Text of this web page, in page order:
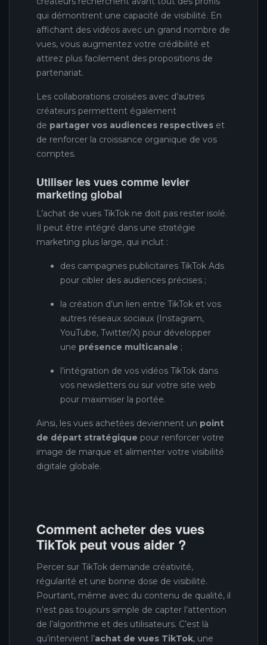
qui démontrent une capacité de visibilité. En
affichant des vidéos avec un grand nombre de
vues, vous augmentez votre crédibilité et
attirez plus facilement des propositions de
partenariat.
Les collaborations croisées avec d’autres
créateurs permettent également
de partager vos audiences respectives et
de renforcer la croissance organique de vos
comptes.
Utiliser les vues comme levier
marketing global
L’achat de vues TikTok ne doit pas rester isolé.
Il peut être intégré dans une stratégie
marketing plus large, qui inclut :
des campagnes publicitaires TikTok Ads
pour cibler des audiences précises ;
la création d’un lien entre TikTok et vos
autres réseaux sociaux (Instagram,
YouTube, Twitter/X) pour développer
une présence multicanale ;
l’intégration de vos vidéos TikTok dans
vos newsletters ou sur votre site web
pour maximiser la portée.
Ainsi, les vues achetées deviennent un point
de départ stratégique pour renforcer votre
image de marque et alimenter votre visibilité
digitale globale.
Comment acheter des vues
TikTok peut vous aider ?
Percer sur TikTok demande créativité,
régularité et une bonne dose de visibilité.
Pourtant, même avec du contenu de qualité, il
n’est pas toujours simple de capter l’attention
de l’algorithme et des utilisateurs. C’est là
qu’intervient l’achat de vues TikTok, une